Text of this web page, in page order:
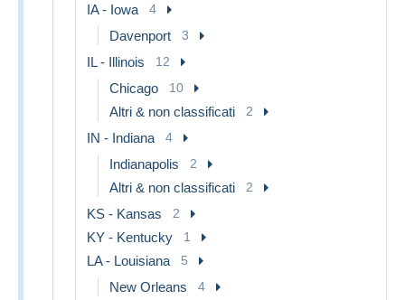
IA - Iowa 4
Davenport 3
IL - Illinois 12
Chicago 10
Altri & non classificati 2
IN - Indiana 4
Indianapolis 2
Altri & non classificati 2
KS - Kansas 2
KY - Kentucky 1
LA - Louisiana 5
New Orleans 4